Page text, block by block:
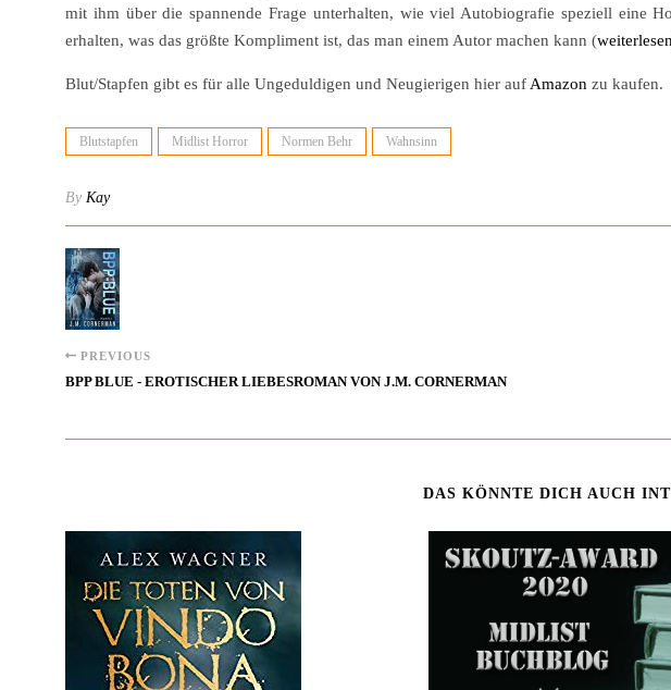
mit ihm über die spannende Frage unterhalten, wie viel Autobiografie speziell eine
erhalten, was das größte Kompliment ist, das man einem Autor machen kann (weiterlesen
Blut/Stapfen gibt es für alle Ungeduldigen und Neugierigen hier auf Amazon zu kaufen.
Blutstapfen Midlist Horror Normen Behr Wahnsinn
By Kay
PREVIOUS
BPP BLUE - EROTISCHER LIEBESROMAN VON J.M. CORNERMAN
DAS KÖNNTE DICH AUCH